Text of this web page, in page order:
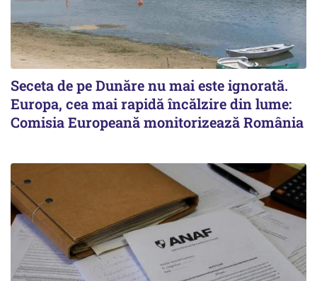
Seceta de pe Dunăre nu mai este ignorată.
Europa, cea mai rapidă încălzire din lume:
Comisia Europeană monitorizează România